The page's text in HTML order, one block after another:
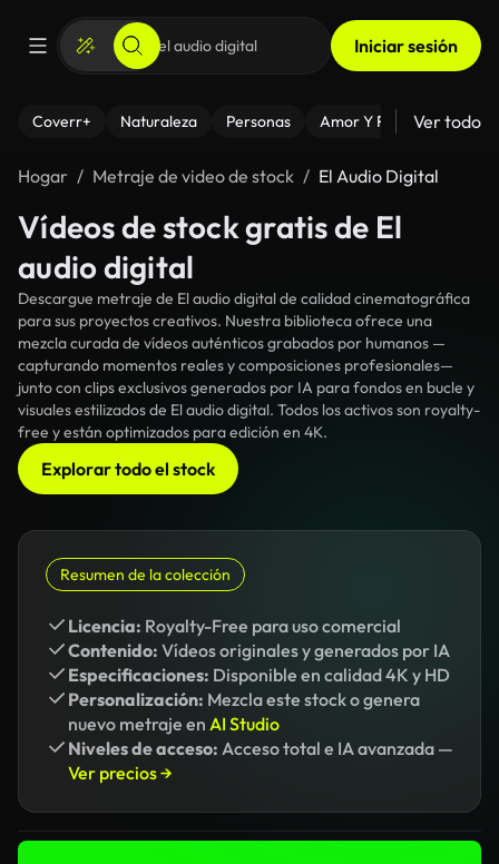
Iniciar sesión
Coverr+ Naturaleza Personas Amor Y Relaciones
Ver todo
Hogar Metraje de video de stock El Audio Digital
Vídeos de stock gratis de El
audio digital
Descargue metraje de El audio digital de calidad cinematográfica
para sus proyectos creativos. Nuestra biblioteca ofrece una
mezcla curada de vídeos auténticos grabados por humanos —
capturando momentos reales y composiciones profesionales—
junto con clips exclusivos generados por IA para fondos en bucle y
visuales estilizados de El audio digital. Todos los activos son royalty-
free y están optimizados para edición en 4K.
Explorar todo el stock
Resumen de la colección
Licencia: Royalty-Free para uso comercial
Contenido: Vídeos originales y generados por IA
Especificaciones: Disponible en calidad 4K y HD
Personalización: Mezcla este stock o genera
nuevo metraje en AI Studio
Niveles de acceso: Acceso total e IA avanzada —
Ver precios →